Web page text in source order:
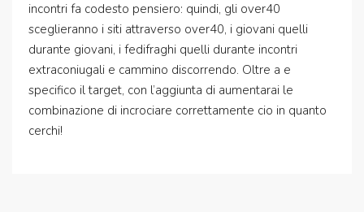
incontri fa codesto pensiero: quindi, gli over40
sceglieranno i siti attraverso over40, i giovani quelli
durante giovani, i fedifraghi quelli durante incontri
extraconiugali e cammino discorrendo. Oltre a e
specifico il target, con l’aggiunta di aumentarai le
combinazione di incrociare correttamente cio in quanto
cerchi!